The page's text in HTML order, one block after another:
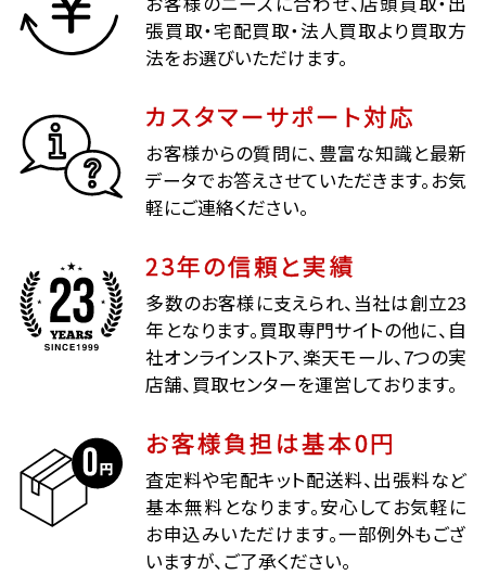
張買取・宅配買取・法人買取より買取方
法をお選びいただけます。
カスタマーサポート対応
お客様からの質問に、豊富な知識と最新
データでお答えさせていただきます。お気
軽にご連絡ください。
23年の信頼と実績
多数のお客様に支えられ、当社は創立23
年となります。買取専門サイトの他に、自
社オンラインストア、楽天モール、7つの実
店舗、買取センターを運営しております。
お客様負担は基本0円
査定料や宅配キット配送料、出張料など
基本無料となります。安心してお気軽に
お申込みいただけます。一部例外もござ
いますが、ご了承ください。